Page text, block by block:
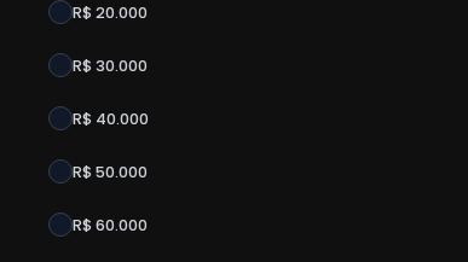
R$ 20.000
R$ 30.000
R$ 40.000
R$ 50.000
R$ 60.000